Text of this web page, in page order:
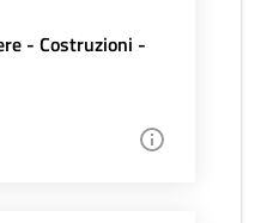
- Costruzioni -